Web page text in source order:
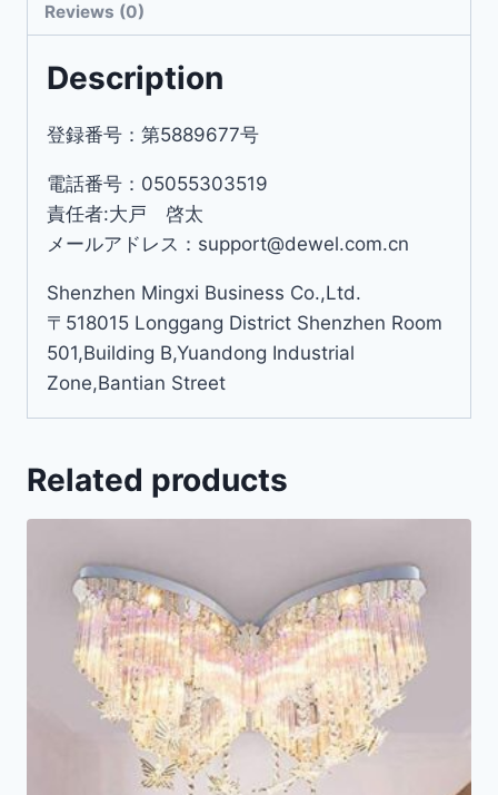
Reviews (0)
Description
登録番号：第5889677号
電話番号：05055303519
責任者:大戸 啓太
メールアドレス：support@dewel.com.cn
Shenzhen Mingxi Business Co.,Ltd.
〒518015 Longgang District Shenzhen Room
501,Building B,Yuandong Industrial
Zone,Bantian Street
Related products